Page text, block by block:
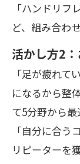
「ハンドリ
ど、組み合わ
活かし方2
「足が疲れ
になるから整
て5分野から最
「自分に合う
リピーターを